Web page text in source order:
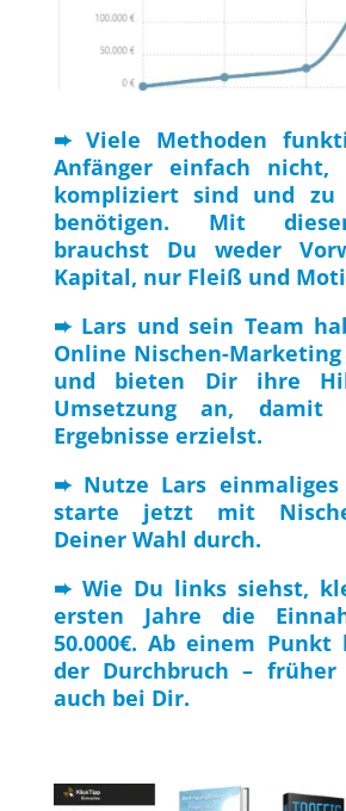
➨ Viele Methoden
Anfänger einfach
kompliziert sind und zu
benötigen. Mit
brauchst Du weder
Kapital, nur Fleiß und
➨ Lars und sein Team
Online Nischen-
und bieten Dir ihre
Umsetzung an, damit
Ergebnisse erzielst.
➨ Nutze Lars einmaliges
starte jetzt mit
Deiner Wahl durch.
➨ Wie Du links siehst,
ersten Jahre die
50.000€. Ab einem
der Durchbruch –
auch bei Dir.